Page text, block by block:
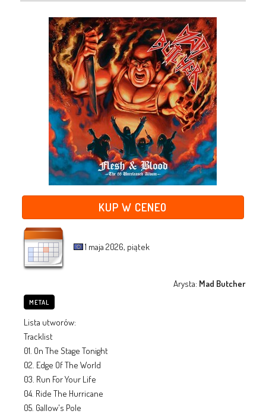
KUP W CENEO
1 maja 2026, piątek
Arysta: Mad Butcher
METAL
Lista utworów:
Tracklist
01. On The Stage Tonight
02. Edge Of The World
03. Run For Your Life
04. Ride The Hurricane
05. Gallow's Pole